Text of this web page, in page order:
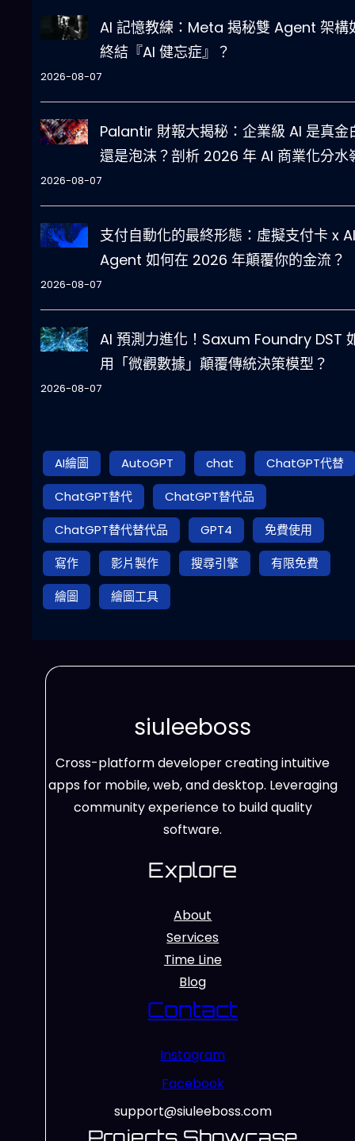
AI 記憶教練：Meta 揭秘雙 Agent 架構
終結『AI 健忘症』？
2026-08-07
Palantir 財報大揭秘：企業級 AI 是真金
還是泡沫？剖析 2026 年 AI 商業化分水
2026-08-07
支付自動化的最終形態：虛擬支付卡 x AI
Agent 如何在 2026 年顛覆你的金流？
2026-08-07
AI 預測力進化！Saxum Foundry DST
用「微觀數據」顛覆傳統決策模型？
2026-08-07
AI繪圖 AutoGPT chat
ChatGPT代替
ChatGPT替代
ChatGPT替代品
ChatGPT替代替代品
GPT4
免費使用
寫作
影片製作 搜尋引擎
有限免費
繪圖
繪圖工具
siuleeboss
Cross-platform developer creating intuitive
apps for mobile, web, and desktop. Leveraging
community experience to build quality
software.
Explore
About
Services
Time Line
Blog
Contact
Instagram
Facebook
support@siuleeboss.com